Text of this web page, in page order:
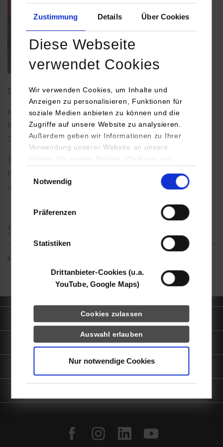
Zustimmung Details Über Cookies
Diese Webseite
verwendet Cookies
Wir verwenden Cookies, um Inhalte und
Anzeigen zu personalisieren, Funktionen für
soziale Medien anbieten zu können und die
Zugriffe auf unsere Website zu analysieren.
Außerdem geben wir Informationen zu Ihrer
Verwendung unserer Website an unsere
Partner für soziale Medien, Werbung und
YouTube, Google Maps) führen diese
Daten zusammen, die Sie ihnen bereitgestellt
haben oder die sie im Rahmen Ihrer Nutzung
Notwendig
Präferenzen
Statistiken
Drittanbieter-Cookies (u.a.
YouTube, Google Maps)
Cookies zulassen
Auswahl erlauben
Nur notwendige Cookies
Studiengangsleiter Wirtschaftsinformatik
Rotebühlplatz 41
Raum: 1.03
70178 Stuttgart
Fax: 0711/1849-564
marcus.vogt@dhbw-stuttgart.de
Studiengangssekretariat
tanja.schenck@dhbw-stuttgart.de
Quicklinks
Informationen für
facebookinstagramlinkedin youtube